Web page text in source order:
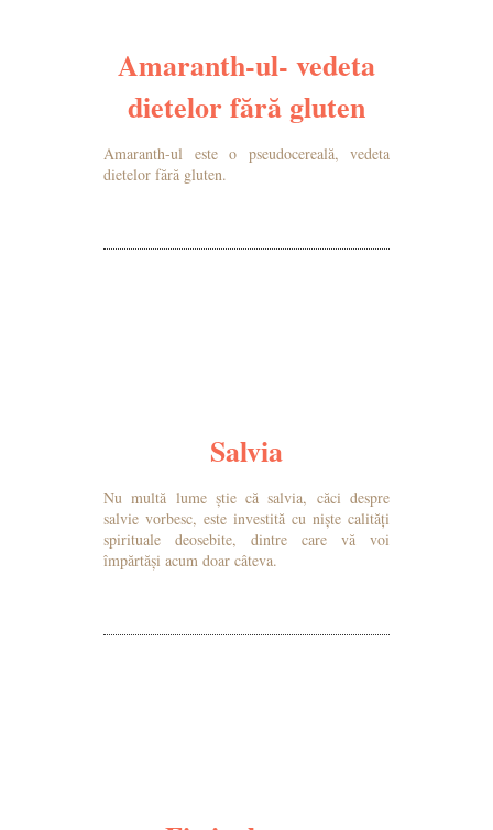
Amaranth-ul- vedeta
dietelor fără gluten
Amaranth-ul este o pseudocereală, vedeta
dietelor fără gluten.
Salvia
Nu multă lume știe că salvia, căci despre
salvie vorbesc, este investită cu niște calități
spirituale deosebite, dintre care vă voi
împărtăși acum doar câteva.